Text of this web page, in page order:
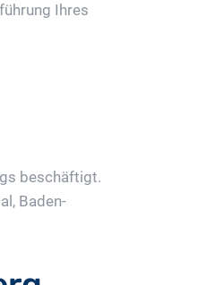
Ihres
beschäftigt.
Baden-